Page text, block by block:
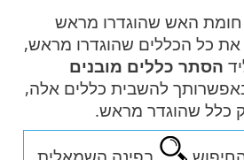
חומת האש שהוגדרו מראש
את כל הכללים שהוגדרו מראש,
הסתר כללים מובנים
להשבית כללים אלה,
כלל שהוגדר מראש.